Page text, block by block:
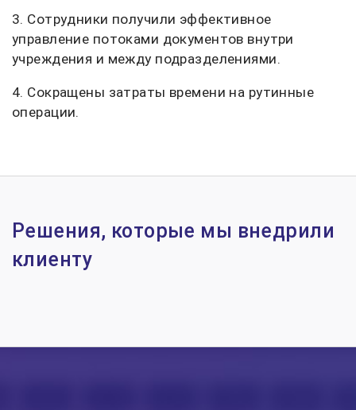
3. Сотрудники получили эффективное
управление потоками документов внутри
учреждения и между подразделениями.
4. Сокращены затраты времени на рутинные
операции.
Решения, которые мы внедрили
клиенту